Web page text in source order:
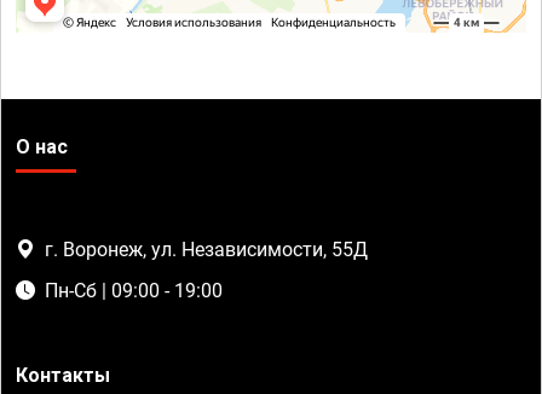
О нас
г. Воронеж, ул. Независимости, 55Д
Пн-Сб | 09:00 - 19:00
Контакты